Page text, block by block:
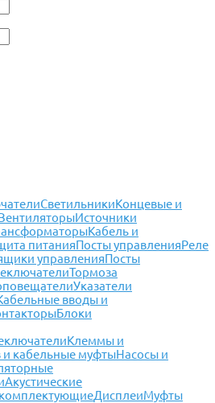
СветильникиКонцевые и
Источники
Кабель и
питанияПосты управленияРеле
управленияПосты
Тормоза
Указатели
вводы и
Блоки
Клеммы и
и кабельные муфтыНасосы и
Акустические
ДисплеиМуфты